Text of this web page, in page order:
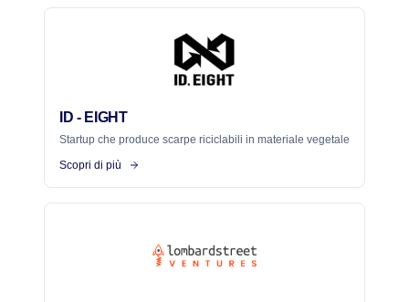
ID - EIGHT
Startup che produce scarpe riciclabili in materiale vegetale
Scopri di più